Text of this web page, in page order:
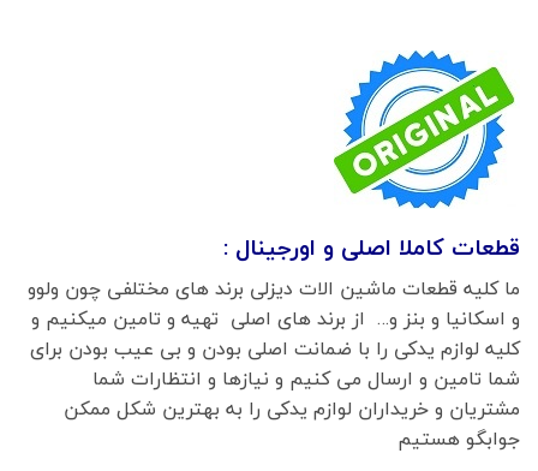
قطعات کاملا اصلی و اورجینال :
ما کلیه قطعات ماشین الات دیزلی برند های مختلفی چون ولوو
و اسکانیا و بنز و… از برند های اصلی تهیه و تامین میکنیم و
کلیه لوازم یدکی را با ضمانت اصلی بودن و بی عیب بودن برای
شما تامین و ارسال می کنیم و نیازها و انتظارات شما
مشتریان و خریداران لوازم یدکی را به بهترین شکل ممکن
جوابگو هستیم